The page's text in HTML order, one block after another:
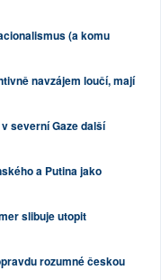
(a komu
navzájem loučí, mají
severní Gaze další
a Putina jako
slibuje utopit
rozumné českou